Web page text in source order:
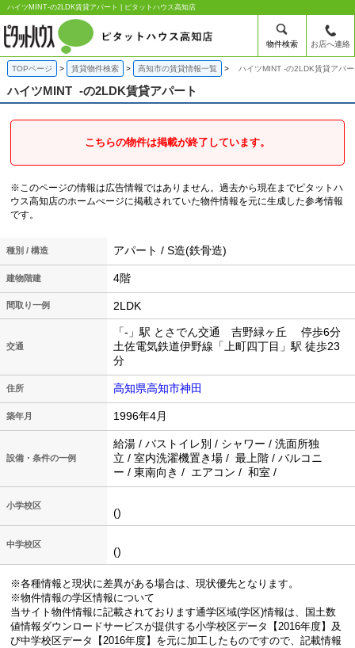
ハイツMINT-の2LDK賃貸アパート | ピタットハウス高知店
物件検索 お店へ連絡
TOPページ 賃貸物件検索 高知市の賃貸情報一覧 ハイツMINT -の2LDK賃貸アパ
ハイツMINT -の2LDK賃貸アパート
こちらの物件は掲載が終了しています。
※このページの情報は広告情報ではありません。過去から現在までピタットハ
ウス高知店のホームぺージに掲載されていた物件情報を元に生成した参考情報
です。
種別 / 構造 アパート / S造(鉄骨造)
建物階建 4階
間取り一例 2LDK
交通
「-」駅 とさでん交通 吉野緑ヶ丘 停歩6分
土佐電気鉄道伊野線「上町四丁目」駅 徒歩23
分
住所 高知県高知市神田
築年月 1996年4月
設備・条件の一例
給湯 / バストイレ別 / シャワー / 洗面所独
立 / 室内洗濯機置き場 / 最上階 / バルコニ
ー / 東南向き / エアコン / 和室 /
小学校区
()
中学校区
()
※各種情報と現状に差異がある場合は、現状優先となります。
※物件情報の学区情報について
当サイト物件情報に記載されております通学区域(学区)情報は、国土数
値情報ダウンロードサービスが提供する小学校区データ【2016年度】及
び中学校区データ【2016年度】を元に加工したものですので、記載情報